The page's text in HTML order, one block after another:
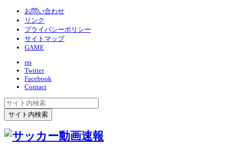
お問い合わせ
リンク
プライバシーポリシー
サイトマップ
GAME
rss
Twitter
Facebook
Contact